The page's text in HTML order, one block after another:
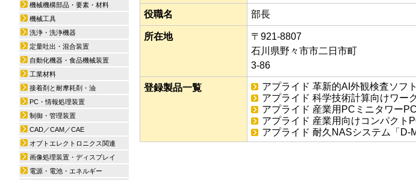
役職名 部長
所在地
〒921-8807
石川県野々市市二日市町
3-86
登録製品一覧
アプライド 革新的AI外観検査ソフ
アプライド 科学技術計算向けワー
アプライド 産業用PCミニタワー
アプライド 産業用向けコンパクト
アプライド 耐久NASシステム「D-
機械機構部品・要素・材料
機械工具
洗浄・洗浄機器
定量吐出・混合装置
自動化機器・食品機械装置
工業材料
接着剤と耐摩耗剤・油
PC・情報処理装置
制御・管理装置
CAD／CAM／CAE
オプトエレクトロニクス関連
画像処理装置・ディスプレイ
電源・電池・エネルギー